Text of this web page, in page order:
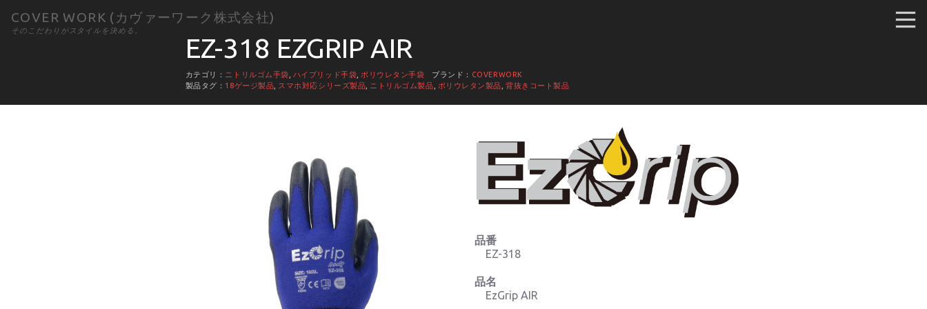
COVER WORK (カヴァーワーク株式会社)
そのこだわりがスタイルを決める。
EZ-318 EZGRIP AIR
カテゴリ： ニトリルゴム手袋 ハイブリッド手袋 ポリウレタン手袋 ブランド： COVERWORK
製品タグ： 18ゲージ製品 スマホ対応シリーズ製品 ニトリルゴム製品 ポリウレタン製品 ,背抜きコート製品
品番
EZ-318
品名
EzGrip AIR